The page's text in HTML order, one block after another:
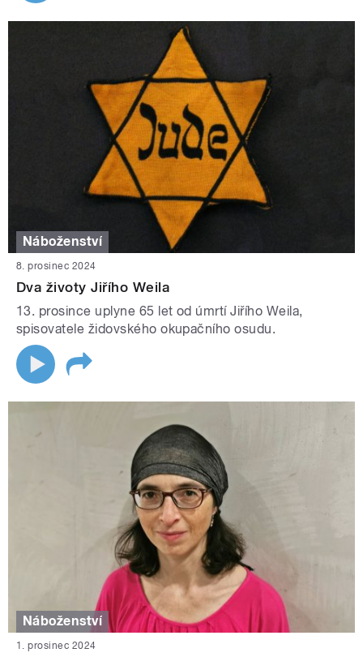
Náboženství
8. prosinec 2024
Dva životy Jiřího Weila
13. prosince uplyne 65 let od úmrtí Jiřího Weila,
spisovatele židovského okupačního osudu.
Náboženství
1. prosinec 2024